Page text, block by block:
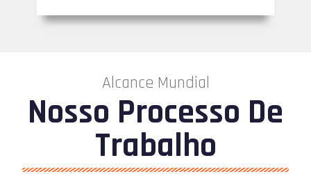
Alcance Mundial
Nosso Processo De
Trabalho